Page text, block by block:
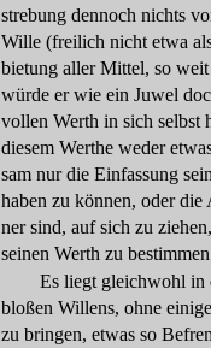
strebung dennoch nichts
Wille (freilich nicht etwa
bietung aller Mittel, so weit
würde er wie ein Juwel
vollen Werth in sich selbst
diesem Werthe weder
sam nur die Einfassung
haben zu können, oder die
nersind, auf sich zu ziehen
seinen Werth zu bestimmen
Es liegt gleichwohl in
bloßen Willens, ohne
zu bringen, etwas so